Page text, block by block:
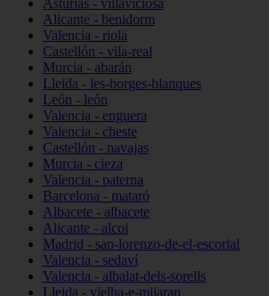
Asturias - villaviciosa
Alicante - benidorm
Valencia - riola
Castellón - vila-real
Murcia - abarán
Lleida - les-borges-blanques
León - león
Valencia - enguera
Valencia - cheste
Castellón - navajas
Murcia - cieza
Valencia - paterna
Barcelona - mataró
Albacete - albacete
Alicante - alcoi
Madrid - san-lorenzo-de-el-escorial
Valencia - sedaví
Valencia - albalat-dels-sorells
Lleida - vielha-e-mijaran